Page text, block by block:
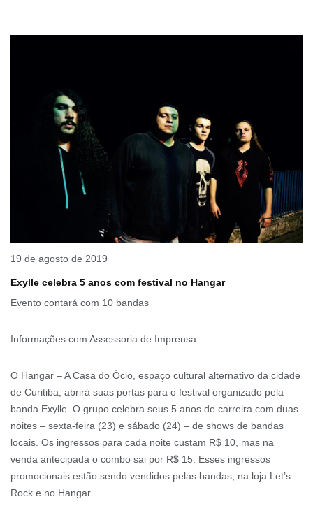
19 de agosto de 2019
Exylle celebra 5 anos com festival no Hangar
Evento contará com 10 bandas
Informações com Assessoria de Imprensa
O Hangar – A Casa do Ócio, espaço cultural alternativo da cidade
de Curitiba, abrirá suas portas para o festival organizado pela
banda Exylle. O grupo celebra seus 5 anos de carreira com duas
noites – sexta-feira (23) e sábado (24) – de shows de bandas
locais. Os ingressos para cada noite custam R$ 10, mas na
venda antecipada o combo sai por R$ 15. Esses ingressos
promocionais estão sendo vendidos pelas bandas, na loja Let’s
Rock e no Hangar.